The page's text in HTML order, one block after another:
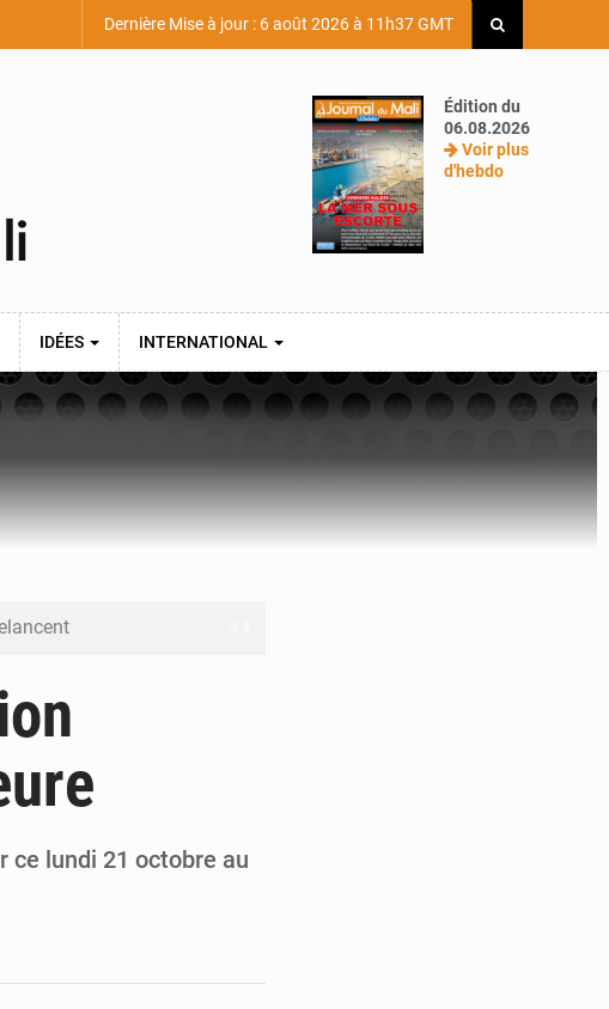
Dernière Mise à jour : 6 août 2026 à 11h37 GMT
Édition du
06.08.2026
Voir plus
d'hebdo
IDÉES INTERNATIONAL
dans les universités russes
ce lundi 21 octobre au